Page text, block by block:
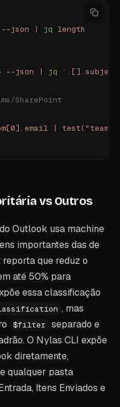
--json | jq length
--json | jq ' .[].subject
SharePoint
|
vs Outros
Outlook usa machine
importantes das de
que reduz o
até 50% para
essa classificação
, mas
$filter
separado e
O Nylas CLI expõe
diretamente,
qualquer pasta
Itens Enviados e